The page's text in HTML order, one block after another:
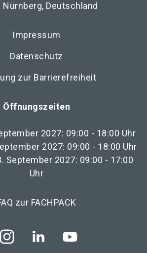
Nürnberg, Deutschland
Impressum
Datenschutz
zur Barrierefreiheit
Öffnungszeiten
2027: 09:00 - 18:00 Uhr
2027: 09:00 - 18:00 Uhr
September 2027: 09:00 - 17:00
Uhr
zur FACHPACK